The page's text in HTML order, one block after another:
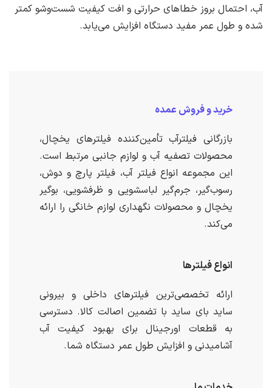
آب، احتمال بروز خطاهای حرارتی و افت کیفیت شست‌وشو کمتر
شده و طول عمر مفید دستگاه افزایش می‌یابد.
خرید و فروش عمده
بازرگانی فیلترآب تأمین‌کننده فیلترهای یخچال،
محصولات تصفیه آب و لوازم جانبی مرتبط است.
این مجموعه انواع فیلتر آب، فیلتر پارچ و دوش،
رسوب‌گیر، جرم‌گیر لباسشویی و ظرفشویی، بوگیر
یخچال و محصولات نگهداری لوازم خانگی را ارائه
می‌کند.
انواع فیلترها
ارائه تخصصی‌ترین فیلترهای داخلی و بیرونی
ساید بای ساید با تضمین اصالت کالا. دسترسی
به قطعات اورجینال برای بهبود کیفیت آب
آشامیدنی و افزایش طول عمر دستگاه شما.